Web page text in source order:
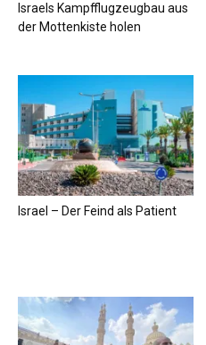
Israels Kampfflugzeugbau aus
der Mottenkiste holen
Israel – Der Feind als Patient